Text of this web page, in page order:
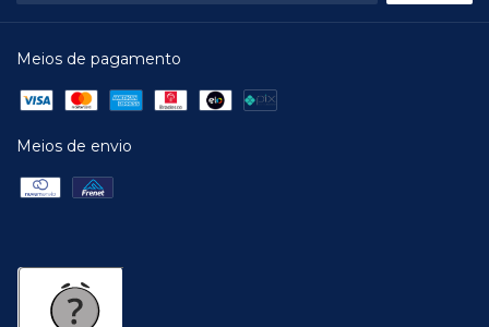
Meios de pagamento
Meios de envio